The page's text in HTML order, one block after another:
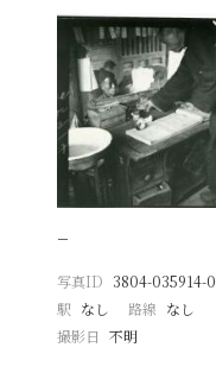
−
写真ID 3804-035914-0
駅 なし 路線 なし
撮影日
不明